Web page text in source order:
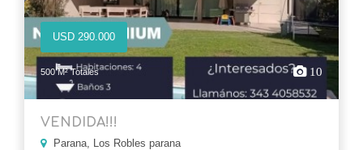
USD 290.000
500 M² Totales 10
VENDIDA!!!
Parana, Los Robles parana